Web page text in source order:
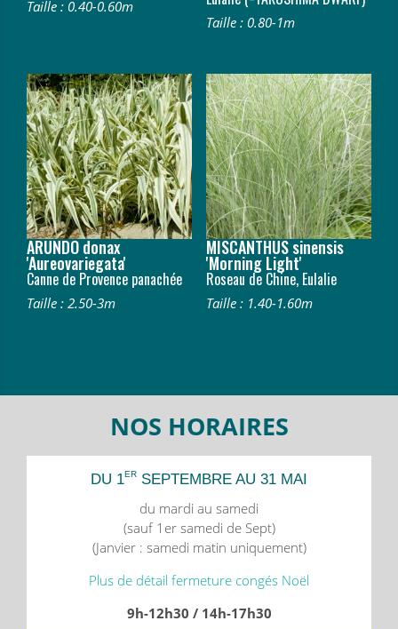
Taille : 0.40-0.60m
Taille : 0.80-1m
ARUNDO donax
'Aureovariegata'
Canne de Provence panachée
Taille : 2.50-3m
MISCANTHUS sinensis
'Morning Light'
Roseau de Chine, Eulalie
Taille : 1.40-1.60m
NOS HORAIRES
DU 1ER SEPTEMBRE AU 31 MAI
du mardi au samedi
(sauf 1er samedi de Sept)
(Janvier : samedi matin uniquement)
Plus de détail fermeture congés Noël
9h-12h30 / 14h-17h30